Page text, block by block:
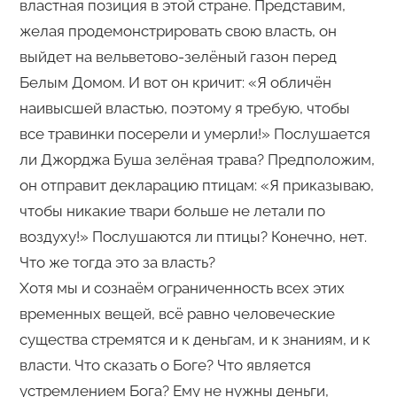
властная позиция в этой стране. Представим,
желая продемонстрировать свою власть, он
выйдет на вельветово-зелёный газон перед
Белым Домом. И вот он кричит: «Я обличён
наивысшей властью, поэтому я требую, чтобы
все травинки посерели и умерли!» Послушается
ли Джорджа Буша зелёная трава? Предположим,
он отправит декларацию птицам: «Я приказываю,
чтобы никакие твари больше не летали по
воздуху!» Послушаются ли птицы? Конечно, нет.
Что же тогда это за власть?
Хотя мы и сознаём ограниченность всех этих
временных вещей, всё равно человеческие
существа стремятся и к деньгам, и к знаниям, и к
власти. Что сказать о Боге? Что является
устремлением Бога? Ему не нужны деньги,